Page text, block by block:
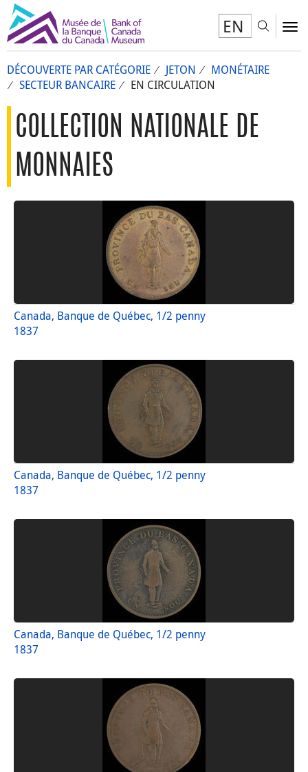
EN
DÉCOUVERTE PAR CATÉGORIE JETON
MONÉTAIRE
SECTEUR BANCAIRE
EN CIRCULATION
COLLECTION NATIONALE DE
MONNAIES
Canada, Banque de Québec, 1/2 penny
1837
Canada, Banque de Québec, 1/2 penny
1837
Canada, Banque de Québec, 1/2 penny
1837